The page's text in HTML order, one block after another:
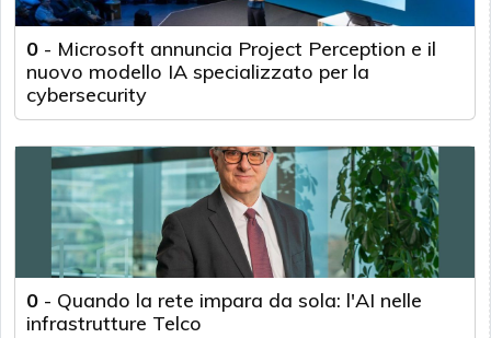
0 - Microsoft annuncia Project Perception e il
nuovo modello IA specializzato per la
cybersecurity
0 - Quando la rete impara da sola: l'AI nelle
infrastrutture Telco